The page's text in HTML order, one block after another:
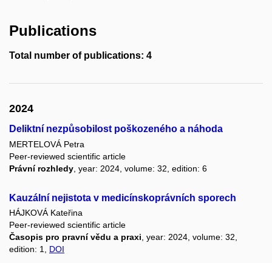
Publications
Total number of publications: 4
2024
Deliktní nezpůsobilost poškozeného a náhoda
MERTELOVÁ Petra
Peer-reviewed scientific article
Právní rozhledy , year: 2024, volume: 32, edition: 6
Kauzální nejistota v medicínskoprávních sporech
HÁJKOVÁ Kateřina
Peer-reviewed scientific article
Časopis pro pravní vědu a praxi , year: 2024, volume: 32,
edition: 1, DOI